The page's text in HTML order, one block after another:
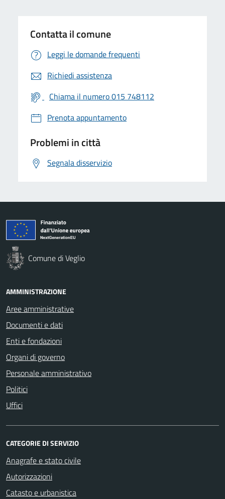
Contatta il comune
Leggi le domande frequenti
Richiedi assistenza
Chiama il numero 015 748112
Prenota appuntamento
Problemi in città
Segnala disservizio
Comune di Veglio
AMMINISTRAZIONE
Aree amministrative
Documenti e dati
Enti e fondazioni
Organi di governo
Personale amministrativo
Politici
Uffici
CATEGORIE DI SERVIZIO
Anagrafe e stato civile
Autorizzazioni
Catasto e urbanistica